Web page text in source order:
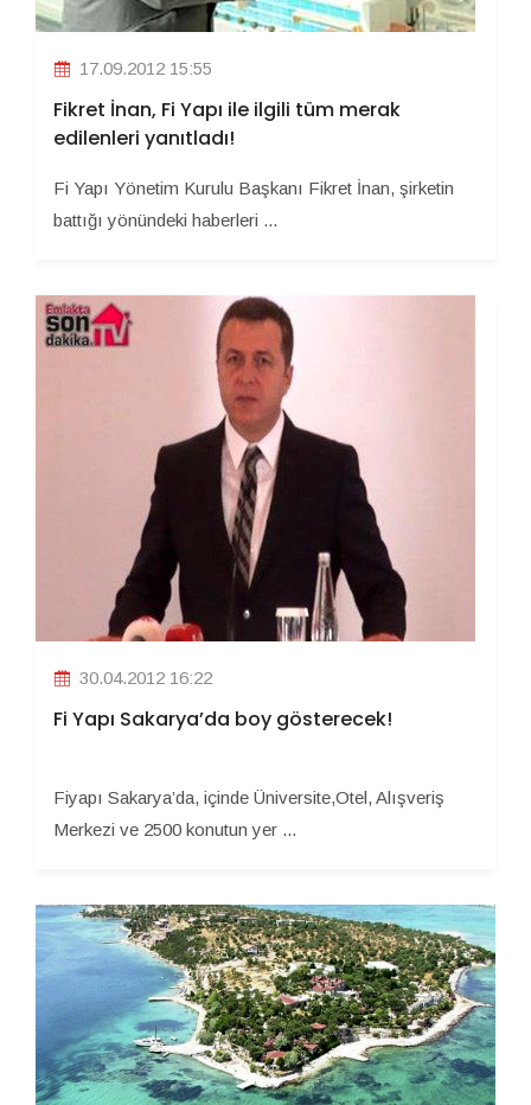
17.09.2012 15:55
Fikret İnan, Fi Yapı ile ilgili tüm merak
edilenleri yanıtladı!
Fi Yapı Yönetim Kurulu Başkanı Fikret İnan, şirketin
battığı yönündeki haberleri ...
30.04.2012 16:22
Fi Yapı Sakarya’da boy gösterecek!
Fiyapı Sakarya’da, içinde Üniversite,Otel, Alışveriş
Merkezi ve 2500 konutun yer ...